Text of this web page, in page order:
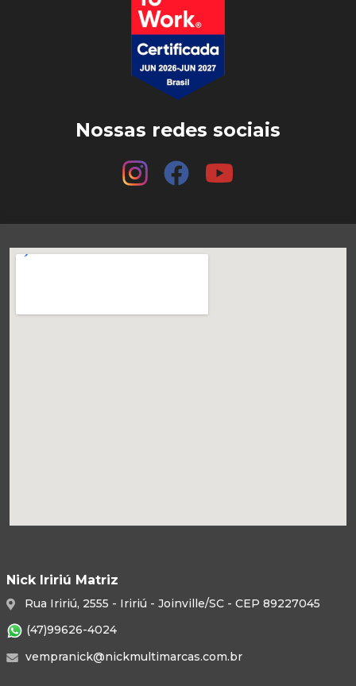
Nossas redes sociais
Nick Iririú Matriz
Rua Iririú, 2555 - Iririú - Joinville/SC - CEP 89227045
(47)99626-4024
vempranick@nickmultimarcas.com.br